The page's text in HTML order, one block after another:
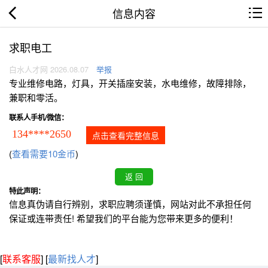
信息内容
求职电工
白水人才网 2026.08.07 举报
专业维修电路，灯具，开关插座安装，水电维修，故障排除，
兼职和零活。
联系人手机/微信：
134****2650 点击查看完整信息
(查看需要10金币)
特此声明：
信息真伪请自行辨别，求职应聘须谨慎，网站对此不承担任何
保证或连带责任! 希望我们的平台能为您带来更多的便利！
[联系客服] [最新找人才]